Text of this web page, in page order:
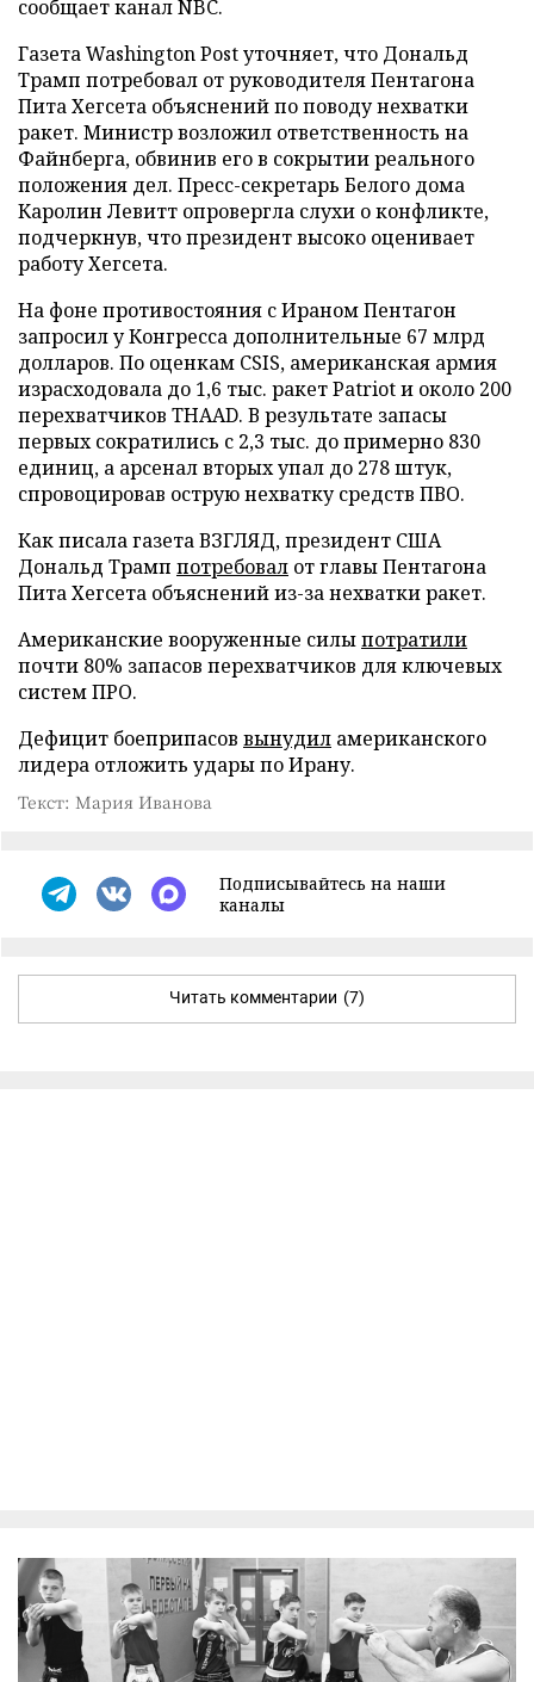
сообщает канал NBC.
Газета Washington Post уточняет, что Дональд
Трамп потребовал от руководителя Пентагона
Пита Хегсета объяснений по поводу нехватки
ракет. Министр возложил ответственность на
Файнберга, обвинив его в сокрытии реального
положения дел. Пресс-секретарь Белого дома
Каролин Левитт опровергла слухи о конфликте,
подчеркнув, что президент высоко оценивает
работу Хегсета.
На фоне противостояния с Ираном Пентагон
запросил у Конгресса дополнительные 67 млрд
долларов. По оценкам CSIS, американская армия
израсходовала до 1,6 тыс. ракет Patriot и около 200
перехватчиков THAAD. В результате запасы
первых сократились с 2,3 тыс. до примерно 830
единиц, а арсенал вторых упал до 278 штук,
спровоцировав острую нехватку средств ПВО.
Как писала газета ВЗГЛЯД, президент США
Дональд Трамп потребовал от главы Пентагона
Пита Хегсета объяснений из-за нехватки ракет.
Американские вооруженные силыпотратили
почти 80% запасов перехватчиков для ключевых
систем ПРО.
Дефицит боеприпасов вынудил американского
лидера отложить удары по Ирану.
Текст: Мария Иванова
Подписывайтесь на наши
каналы
Читать комментарии (7)